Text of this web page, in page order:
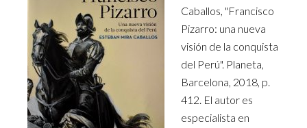
Caballos, "Francisco
Pizarro: una nueva
visión de la conquista
del Perú". Planeta,
Barcelona, 2018, p.
412. El autor es
especialista en